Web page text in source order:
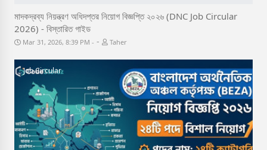
মাদকদ্রব্য নিয়ন্ত্রণ অধিদপ্তর নিয়োগ বিজ্ঞপ্তি ২০২৬ (DNC Job Circular
2026) - বিস্তারিত গাইড
Mar 31, 2026, 8:39 PM - Taher
Job Circular